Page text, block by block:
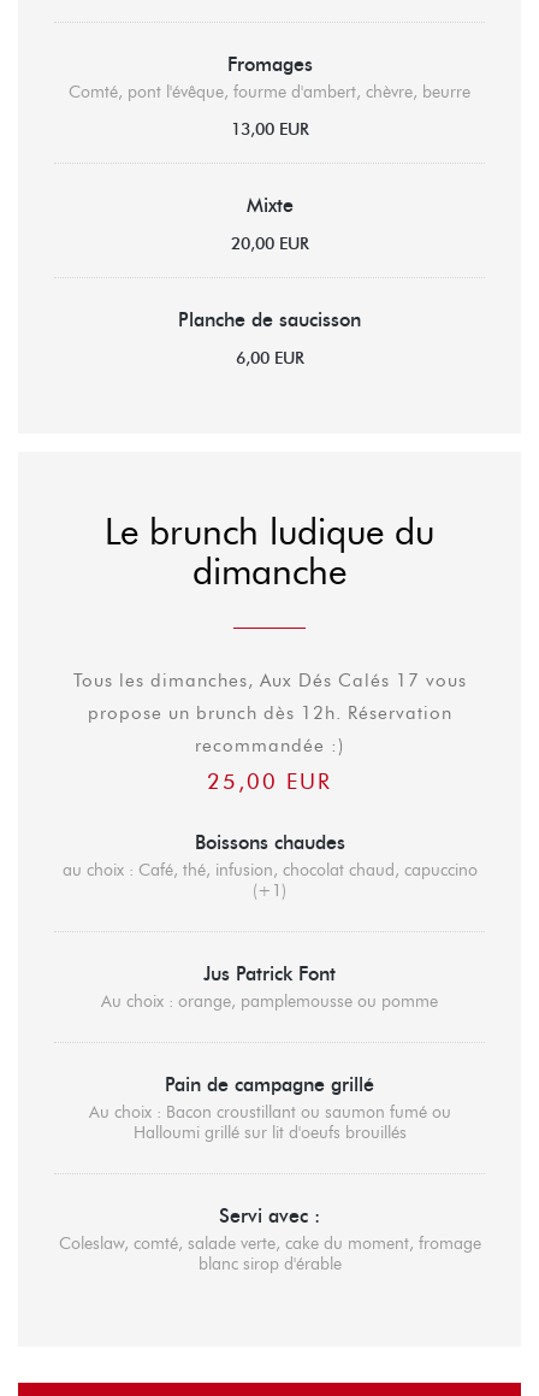
Fromages
Comté, pont l'évêque, fourme d'ambert, chèvre, beurre
13,00 EUR
Mixte
20,00 EUR
Planche de saucisson
6,00 EUR
Le brunch ludique du
dimanche
Tous les dimanches, Aux Dés Calés 17 vous
propose un brunch dès 12h. Réservation
recommandée :)
25,00 EUR
Boissons chaudes
au choix : Café, thé, infusion, chocolat chaud, capuccino
(+1)
Jus Patrick Font
Au choix : orange, pamplemousse ou pomme
Pain de campagne grillé
Au choix : Bacon croustillant ou saumon fumé ou
Halloumi grillé sur lit d'oeufs brouillés
Servi avec :
Coleslaw, comté, salade verte, cake du moment, fromage
blanc sirop d'érable